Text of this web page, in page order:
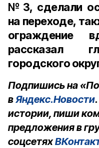
№3, сделали
на переходе,
ограждение
рассказал
городского
Подпишись на
вЯндекс.Новости
истории, пиши
предложения в
соцсетях